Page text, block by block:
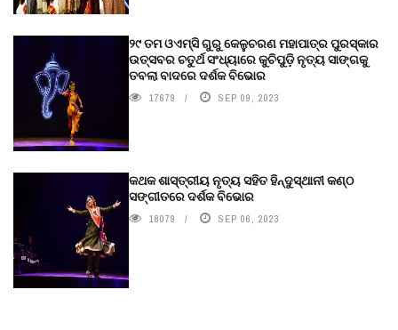
୨୯ ତମ ଓଏମ୍‌ସି ଗୁରୁ କେଳୁଚରଣ ମହାପାତ୍ର ପୁରସ୍କାର
ଉତ୍ସବର ଚତୁର୍ଥ ସଂଧ୍ୟାରେ କୁଚିପୁଡ଼ି ନୃତ୍ୟ ସାଙ୍ଗକୁ
ତବଲା ବାଦରେ ଦର୍ଶକ ବିଭୋର
17679 SEP 09, 2023
କଥକ ଶାସ୍ତ୍ରୀୟ ନୃତ୍ୟ ସହିତ ହିନ୍ଦୁସ୍ଥାନୀ କଣ୍ଠ
ସଙ୍ଗୀତରେ ଦର୍ଶକ ବିଭୋର
18079 SEP 06, 2023